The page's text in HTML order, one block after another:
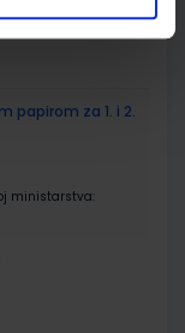
papirom za 1. i 2.
ministarstva: